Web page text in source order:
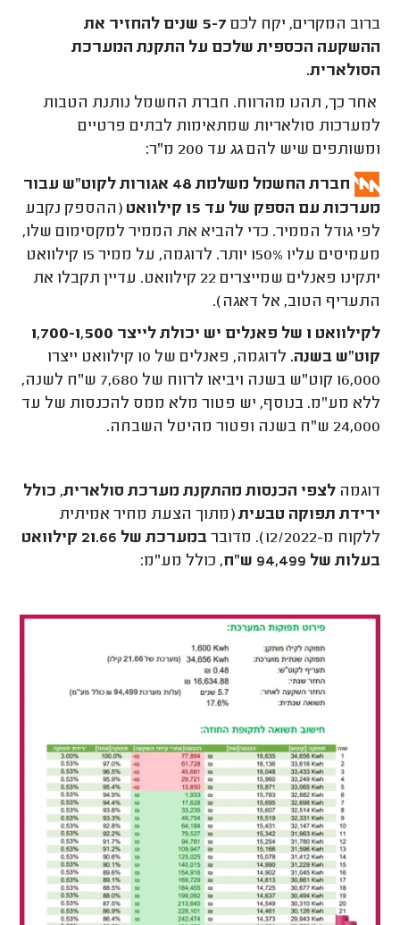
ברוב המקרים, יקח לכם
5-7 שנים להחזיר את
ההשקעה הכספית שלכם על התקנת המערכת
הסולארית.
אחר כך, תהנו מהרווח. חברת החשמל נותנת הטבות
למערכות סולאריות שמתאימות לבתים פרטיים
ומשותפים שיש להם גג עד 200 מ"ר:
חברת החשמל משלמת 48 אגורות לקוט"ש עבור
מערכות עם הספק של עד 15 קילוואט
(ההספק נקבע
לפי גודל הממיר. כדי להביא את הממיר למקסימום שלו,
מעמיסים עליו 150% יותר. לדוגמה, על ממיר 15 קילוואט
יתקינו פאנלים שמייצרים 22 קילוואט. עדיין תקבלו את
התעריף הטוב, אל דאגה).
לקילוואט 1 של פאנלים יש יכולת לייצר 1,700-1,500
קוט"ש בשנה.
לדוגמה, פאנלים של 10 קילוואט ייצרו
16,000 קוט"ש בשנה ויביאו לרווח של 7,680 ש"ח לשנה,
ללא מע"מ. בנוסף, יש פטור מלא ממס להכנסות של עד
24,000 ש"ח בשנה ופטור מהיטל השבחה.
דוגמהלצפי הכנסות מהתקנת מערכת סולארית, כולל
ירידת תפוקה טבעית (מתוך הצעת מחיר אמיתית
ללקוח מ-12/2022). מדובר
במערכת של 21.66 קילוואט
בעלות של 94,499 ש"ח
, כולל מע"מ: